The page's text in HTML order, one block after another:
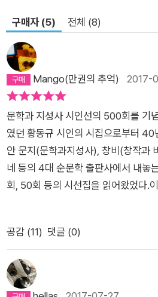
구매자 (5) 전체 (8)
Mango(만권의 추억) 2017-
문학과 지성사 시인선의 500회를 기
였던 황동규 시인의 시집으로부터 40
안 문지(문학과지성사), 창비(창작과
네 등의 4대 순문학 출판사에서 내놓
회, 50회 등의 시선집을 읽어왔었다.
다.* 주로 중진 문인들의 시가 실려 있
태, 최하림, 정현종, 김형영, 오규원, 신
호, 최승자, 김혜순, 김정환, 황지우,
숙,기형도, 장경린, 김윤배, 송제학, 송
공감 (11) 댓글 (0)